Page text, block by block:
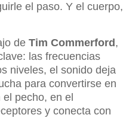
el paso. Y el cuerpo,
de Tim Commerford ,
las frecuencias
niveles, el sonido deja
para convertirse en
pecho, en el
y conecta con